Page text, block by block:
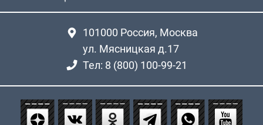
101000 Россия, Москва
ул. Мясницкая д.17
Тел: 8 (800) 100-99-21